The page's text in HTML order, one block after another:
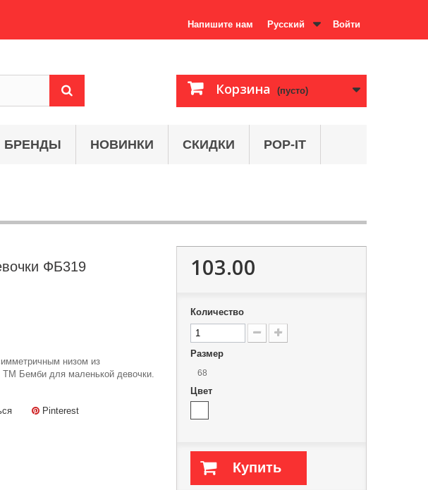
Войти
Русский
Напишите нам
Корзина (пусто)
БРЕНДЫ НОВИНКИ СКИДКИ POP-IT
ФБ319
низом из
ТМ Бемби для маленькой девочки.
Pinterest
103.00
Количество
Размер
68
Цвет
Купить